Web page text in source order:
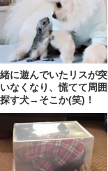
に遊んでいたリスが突
なくなり、慌てて周囲
す犬→そこか(笑)！